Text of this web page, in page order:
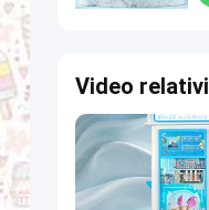
Video relativi